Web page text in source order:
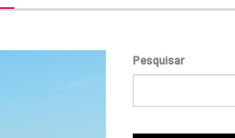
Pesquisar